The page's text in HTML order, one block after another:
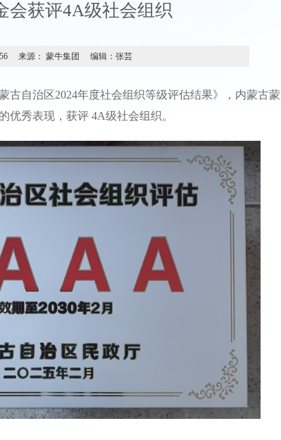
会获评4A级社会组织
来源： 蒙牛集团 编辑：张芸
自治区2024年度社会组织等级评估结果》，内蒙古蒙
优秀表现，获评 4A级社会组织。